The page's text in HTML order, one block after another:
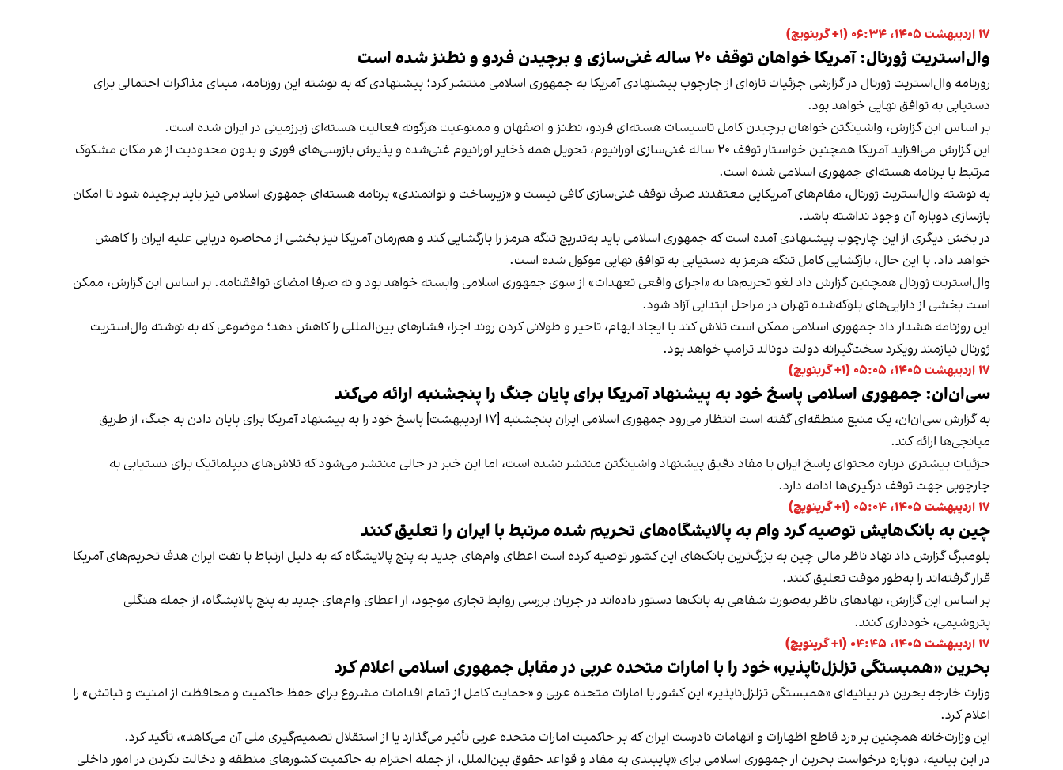
۱۷ اردیبهشت ۱۴۰۵، ۰۶:۳۴ (‎+۱ گرینویچ)
وال‌استریت ژورنال: آمریکا خواهان توقف ۲۰ ساله غنی‌سازی و برچیدن فردو و نطنز شده است
روزنامه وال‌استریت ژورنال در گزارشی جزئیات تازه‌ای از چارچوب پیشنهادی آمریکا به جمهوری اسلامی منتشر کرد؛ پیشنهادی که به نوشته این روزنامه، مبنای مذاکرات احتمالی برای
دستیابی به توافق نهایی خواهد بود.
بر اساس این گزارش، واشینگتن خواهان برچیدن کامل تاسیسات هسته‌ای فردو، نطنز و اصفهان و ممنوعیت هرگونه فعالیت هسته‌ای زیرزمینی در ایران شده است.
این گزارش می‌افزاید آمریکا همچنین خواستار توقف ۲۰ ساله غنی‌سازی اورانیوم، تحویل همه ذخایر اورانیوم غنی‌شده و پذیرش بازرسی‌های فوری و بدون محدودیت از هر مکان مشکوک
مرتبط با برنامه هسته‌ای جمهوری اسلامی شده است.
به نوشته وال‌استریت ژورنال، مقام‌های آمریکایی معتقدند صرف توقف غنی‌سازی کافی نیست و «زیرساخت و توانمندی» برنامه هسته‌ای جمهوری اسلامی نیز باید برچیده شود تا امکان
بازسازی دوباره آن وجود نداشته باشد.
در بخش دیگری از این چارچوب پیشنهادی آمده است که جمهوری اسلامی باید به‌تدریج تنگه هرمز را بازگشایی کند و هم‌زمان آمریکا نیز بخشی از محاصره دریایی علیه ایران را کاهش
خواهد داد. با این حال، بازگشایی کامل تنگه هرمز به دستیابی به توافق نهایی موکول شده است.
وال‌استریت ژورنال همچنین گزارش داد لغو تحریم‌ها به «اجرای واقعی تعهدات» از سوی جمهوری اسلامی وابسته خواهد بود و نه صرفا امضای توافقنامه. بر اساس این گزارش، ممکن
است بخشی از دارایی‌های بلوکه‌شده تهران در مراحل ابتدایی آزاد شود.
این روزنامه هشدار داد جمهوری اسلامی ممکن است تلاش کند با ایجاد ابهام، تاخیر و طولانی کردن روند اجرا، فشارهای بین‌المللی را کاهش دهد؛ موضوعی که به نوشته وال‌استریت
ژورنال نیازمند رویکرد سخت‌گیرانه دولت دونالد ترامپ خواهد بود.
۱۷ اردیبهشت ۱۴۰۵، ۰۵:۰۵ (‎+۱ گرینویچ)
سی‌ان‌ان: جمهوری اسلامی پاسخ خود به پیشنهاد آمریکا برای پایان جنگ را پنجشنبه ارائه می‌کند
به گزارش سی‌ان‌ان، یک منبع منطقه‌ای گفته است انتظار می‌رود جمهوری اسلامی ایران پنجشنبه [۱۷ اردیبهشت] پاسخ خود را به پیشنهاد آمریکا برای پایان دادن به جنگ، از طریق
میانجی‌ها ارائه کند.
جزئیات بیشتری درباره محتوای پاسخ ایران یا مفاد دقیق پیشنهاد واشینگتن منتشر نشده است، اما این خبر در حالی منتشر می‌شود که تلاش‌های دیپلماتیک برای دستیابی به
چارچوبی جهت توقف درگیری‌ها ادامه دارد.
۱۷ اردیبهشت ۱۴۰۵، ۰۵:۰۴ (‎+۱ گرینویچ)
چین به بانک‌هایش توصیه کرد وام به پالایشگاه‌های تحریم شده مرتبط با ایران را تعلیق کنند
بلومبرگ گزارش داد نهاد ناظر مالی چین به بزرگ‌ترین بانک‌های این کشور توصیه کرده است اعطای وام‌های جدید به پنج پالایشگاه که به دلیل ارتباط با نفت ایران هدف تحریم‌های آمریکا
قرار گرفته‌اند را به‌طور موقت تعلیق کنند.
بر اساس این گزارش، نهادهای ناظر به‌صورت شفاهی به بانک‌ها دستور داده‌اند در جریان بررسی روابط تجاری موجود، از اعطای وام‌های جدید به پنج پالایشگاه، از جمله هنگلی
پتروشیمی، خودداری کنند.
۱۷ اردیبهشت ۱۴۰۵، ۰۴:۴۵ (‎+۱ گرینویچ)
بحرین «همبستگی تزلزل‌ناپذیر» خود را با امارات متحده عربی در مقابل جمهوری اسلامی اعلام کرد
وزارت خارجه بحرین در بیانیه‌ای «همبستگی تزلزل‌ناپذیر» این کشور با امارات متحده عربی و «حمایت کامل از تمام اقدامات مشروع برای حفظ حاکمیت و محافظت از امنیت و ثباتش» را
اعلام کرد.
این وزارت‌خانه همچنین بر «رد قاطع اظهارات و اتهامات نادرست ایران که بر حاکمیت امارات متحده عربی تأثیر می‌گذارد یا از استقلال تصمیم‌گیری ملی آن می‌کاهد»، تأکید کرد.
در این بیانیه، دوباره درخواست بحرین از جمهوری اسلامی برای «پایبندی به مفاد و قواعد حقوق بین‌الملل، از جمله احترام به حاکمیت کشورهای منطقه و دخالت نکردن در امور داخلی